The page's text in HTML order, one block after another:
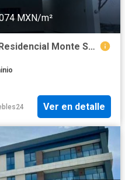
MXN/m²
Casa en venta equipada en Residencial Monte Sabino
Ver en detalle